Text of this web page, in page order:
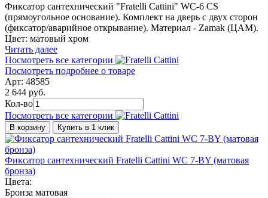
Фиксатор сантехнический "Fratelli Cattini" WC-6 CS
(прямоугольное основание). Комплект на дверь с двух сторон
(фиксатор/аварийное открывание). Материал - Zamak (ЦАМ).
Цвет: матовый хром
Читать далее
Посмотреть все категории
Посмотреть подробнее о товаре
Арт: 48585
2 644 руб.
Кол-во
Посмотреть все категории
В корзину Купить в 1 клик
Фиксатор сантехнический Fratelli Cattini WC 7-BY (матовая
бронза)
Цвета:
Бронза матовая